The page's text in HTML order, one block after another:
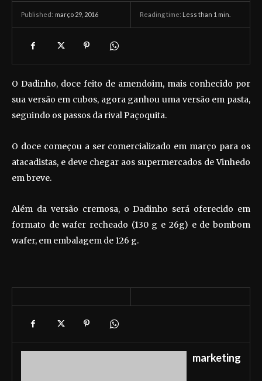
Published: março 29, 2016 Reading time: Less than 1 min.
O Dadinho, doce feito de amendoim, mais conhecido por
sua versão em cubos, agora ganhou uma versão em pasta,
seguindo os passos da rival Paçoquita.
O doce começou a ser comercializado em março para os
atacadistas, e deve chegar aos supermercados de Vinhedo
em breve.
Além da versão cremosa, o Dadinho será oferecido em
formato de wafer recheado (130 g e 26g) e de bombom
wafer, em embalagem de 126 g.
marketing